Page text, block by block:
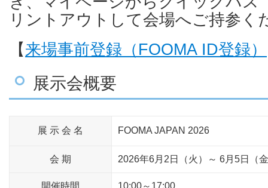
リントアウトして会場へご持参く
【 来場事前登録（FOOMA ID登録）
展示会概要
展 示 会 名 FOOMA JAPAN 2026
会 期 2026年6月2日（火）～ 6月5日（
開催時間 10:00～17:00